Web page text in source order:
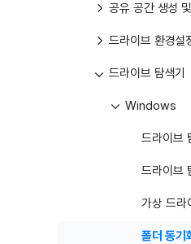
공유 공간 생성
드라이브 환경설
드라이브 탐색기
Windows
드라이브
드라이브
가상 드라
폴더 동기